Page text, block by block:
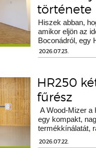
története
Hiszek abban,
amikor eljön az
Boconádról, egy
2026.07.23.
HR250
fűrész
A Wood-Mizer a
egy kompakt,
termékkínálatát,
2026.07.22.